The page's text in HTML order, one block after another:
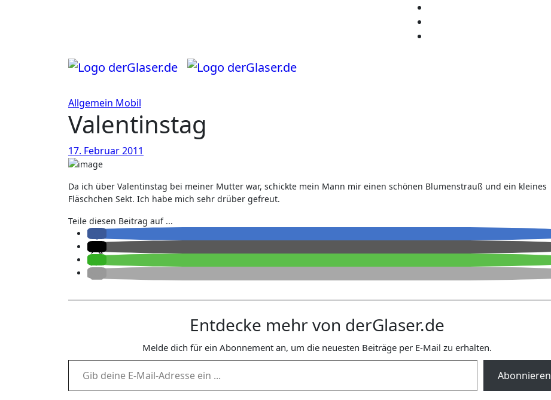
Allgemein Mobil
Valentinstag
17. Februar 2011
Da ich über Valentinstag bei meiner Mutter war, schickte mein Mann mir einen schönen Blumenstrauß und ein kleines
Fläschchen Sekt. Ich habe mich sehr drüber gefreut.
Teile diesen Beitrag auf ...
Entdecke mehr von derGlaser.de
Melde dich für ein Abonnement an, um die neuesten Beiträge per E-Mail zu erhalten.
Gib deine E-Mail-Adresse ein ...
Abonnieren